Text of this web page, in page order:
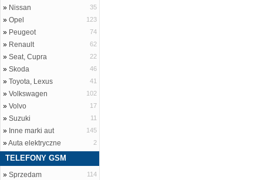
» Nissan 35
» Opel 123
» Peugeot 74
» Renault 62
» Seat, Cupra 22
» Skoda 46
» Toyota, Lexus 41
» Volkswagen 102
» Volvo 17
» Suzuki 11
» Inne marki aut 145
»Auta elektryczne 2
TELEFONY GSM
» Sprzedam 114